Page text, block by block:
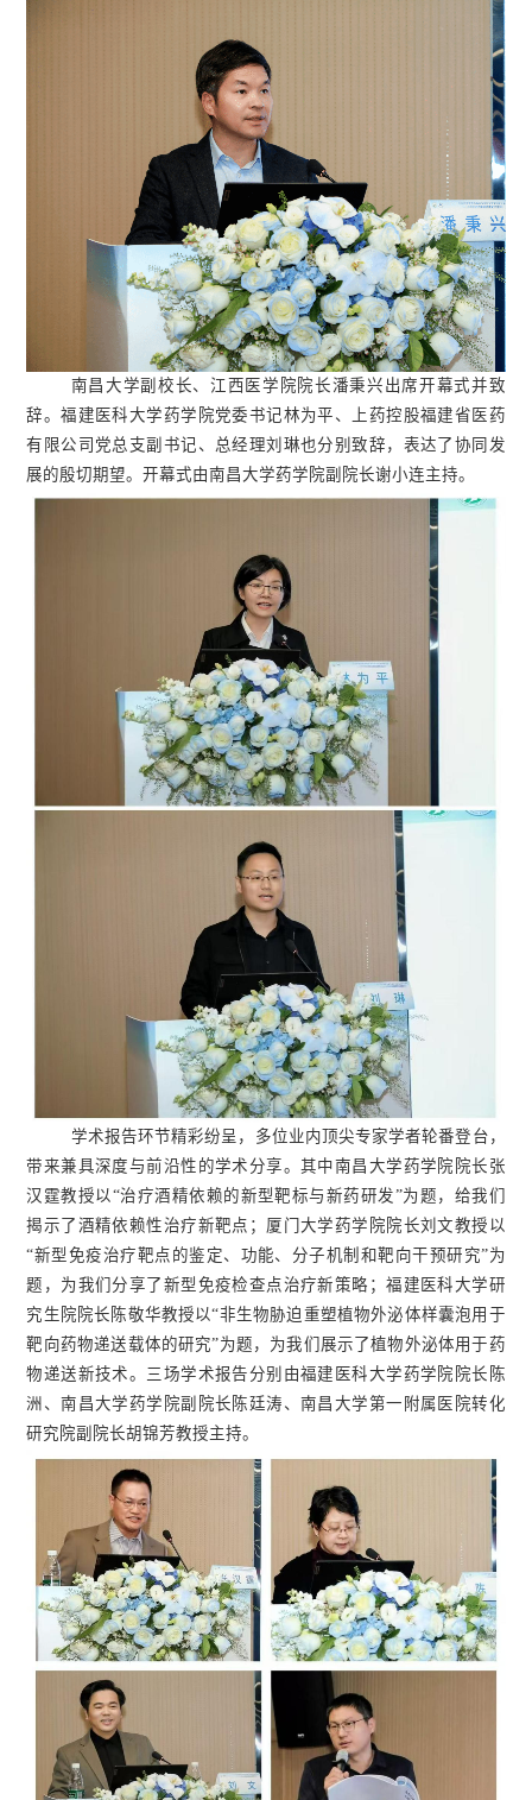
南昌大学副校长、江西医学院院长潘秉兴出席开幕式并致
辞。福建医科大学药学院党委书记林为平、上药控股福建省医药
有限公司党总支副书记、总经理刘琳也分别致辞，表达了协同发
展的殷切期望。开幕式由南昌大学药学院副院长谢小连主持。
学术报告环节精彩纷呈，多位业内顶尖专家学者轮番登台，
带来兼具深度与前沿性的学术分享。其中南昌大学药学院院长张
汉霆教授以“治疗酒精依赖的新型靶标与新药研发”为题，给我们
揭示了酒精依赖性治疗新靶点；厦门大学药学院院长刘文教授以
“新型免疫治疗靶点的鉴定、功能、分子机制和靶向干预研究”为
题，为我们分享了新型免疫检查点治疗新策略；福建医科大学研
究生院院长陈敬华教授以“非生物胁迫重塑植物外泌体样囊泡用于
靶向药物递送载体的研究”为题，为我们展示了植物外泌体用于药
物递送新技术。三场学术报告分别由福建医科大学药学院院长陈
洲、南昌大学药学院副院长陈廷涛、南昌大学第一附属医院转化
研究院副院长胡锦芳教授主持。